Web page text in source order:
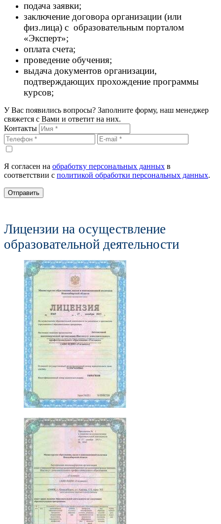
подача заявки;
заключение договора организации (или
физ.лица) с образовательным порталом
«Эксперт»;
оплата счета;
проведение обучения;
выдача документов организации,
подтверждающих прохождение программы
курсов;
У Вас появились вопросы? Заполните форму, наш менеджер
свяжется с Вами и ответит на них.
Контакты
Я согласен на обработку персональных данных в
соответствии с политикой обработки персональных данных.
Отправить
Лицензии на осуществление
образовательной деятельности